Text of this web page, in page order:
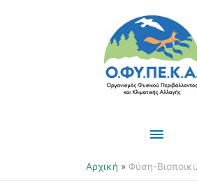
Κύριο
Αρχική Φύση-